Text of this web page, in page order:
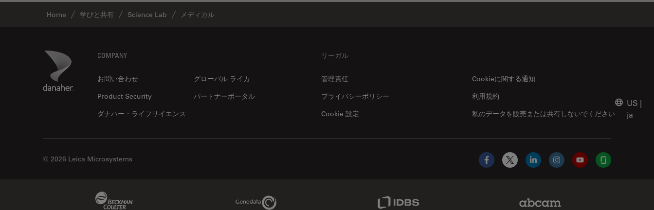
デジタルマイクロスコープ
プリント基板（PCB）
ボストン・イノベーション・ハ
ブ
マイクロエレクトロニクス
マイクロサージェリー
ライフサイエンス
Home 学びと共有 Science Lab メディカル
Danaher Logo COMPANY
お問い合わせ
グローバル ライカ
Product Security
パートナーポータル
ダナハー・ライフサイエンス
リーガル
管理責任
Cookieに関する通知
プライバシーポリシー
私のデータを販売または共有しないでください
利用規約
Cookie 設定
US |
ja
© 2026 Leica Microsystems
Facebook
X LinkedInInstagramYouTubeGlassdoor
Genedata Link